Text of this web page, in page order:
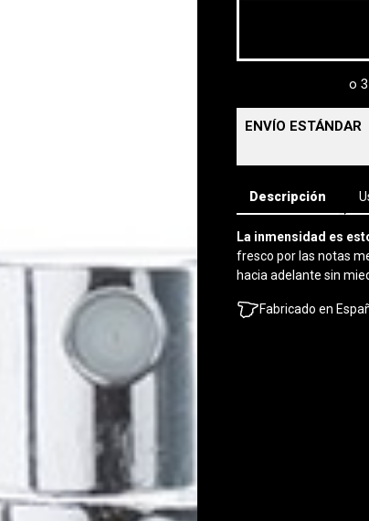
ENVÍO ESTÁNDAR
Descripción
La inmensidad es
fresco por las notas
hacia adelante sin
Fabricado en